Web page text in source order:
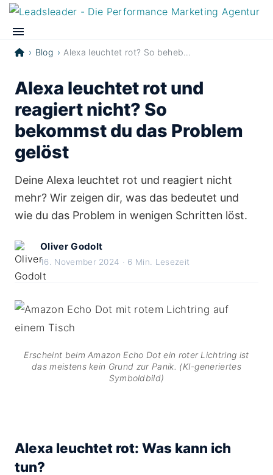
Blog Alexa leuchtet rot? So behebst du das Problem
Alexa leuchtet rot und
reagiert nicht? So
bekommst du das Problem
gelöst
Deine Alexa leuchtet rot und reagiert nicht
mehr? Wir zeigen dir, was das bedeutet und
wie du das Problem in wenigen Schritten löst.
Oliver Godolt
16. November 2024 · 6 Min. Lesezeit
Erscheint beim Amazon Echo Dot ein roter Lichtring ist
das meistens kein Grund zur Panik. (KI-generiertes
Symboldbild)
Alexa leuchtet rot: Was kann ich
tun?